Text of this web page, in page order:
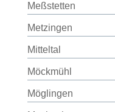
Meßstetten
Metzingen
Mitteltal
Möckmühl
Möglingen